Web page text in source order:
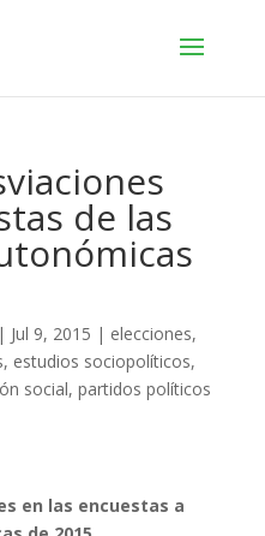
de las
| Jul 9, 2015 | elecciones,
, estudios sociopolíticos,
social, partidos políticos
en las encuestas a